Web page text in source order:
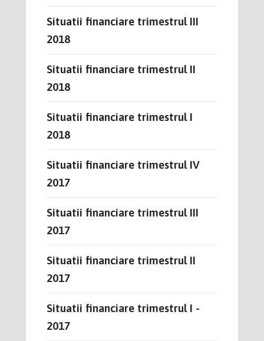
Situatii financiare trimestrul III
2018
Situatii financiare trimestrul II
2018
Situatii financiare trimestrul I
2018
Situatii financiare trimestrul IV
2017
Situatii financiare trimestrul III
2017
Situatii financiare trimestrul II
2017
Situatii financiare trimestrul I -
2017